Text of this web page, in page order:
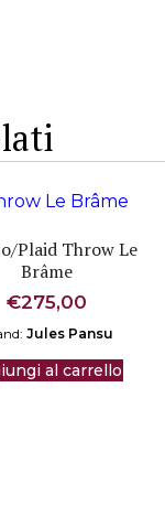
Plaid Throw Le
Brâme
€275,00
Jules Pansu
al carrello